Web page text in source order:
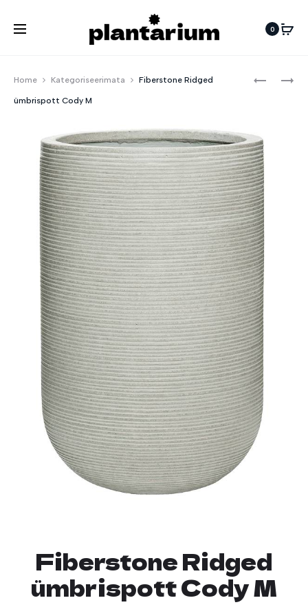
0
Home Kategoriseerimata Fiberstone Ridged
ümbrispott Cody M
Fiberstone Ridged
ümbrispott Cody M